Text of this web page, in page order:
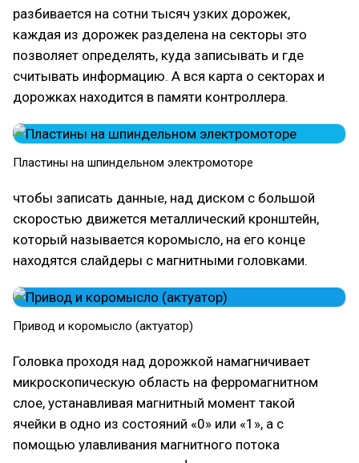
разбивается на сотни тысяч узких дорожек,
каждая из дорожек разделена на секторы это
позволяет определять, куда записывать и где
считывать информацию. А вся карта о секторах и
дорожках находится в памяти контроллера.
Пластины на шпиндельном электромоторе
чтобы записать данные, над диском с большой
скоростью движется металлический кронштейн,
который называется коромысло, на его конце
находятся слайдеры с магнитными головками.
Привод и коромысло (актуатор)
Головка проходя над дорожкой намагничивает
микроскопическую область на ферромагнитном
слое, устанавливая магнитный момент такой
ячейки в одно из состояний «0» или «1», а с
помощью улавливания магнитного потока